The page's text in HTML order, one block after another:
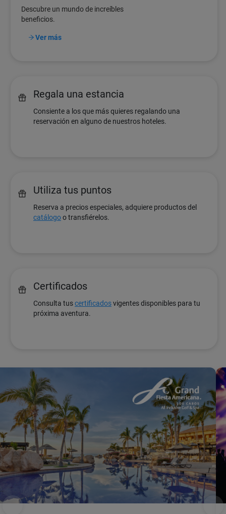
Descubre un mundo de increíbles
beneficios.
Ver más
Regala una estancia
Consiente a los que más quieres regalando una
reservación en alguno de nuestros hoteles.
Utiliza tus puntos
Reserva a precios especiales, adquiere productos del
catálogoo transfiérelos.
Certificados
Consulta tuscertificadosvigentes disponibles para tu
próxima aventura.